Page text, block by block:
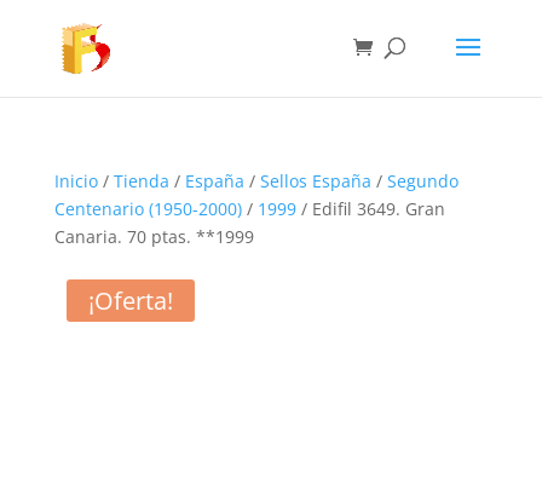
Inicio/ Tienda / España / Sellos España / Segundo
Centenario (1950-2000)/ 1999/ Edifil 3649. Gran
Canaria. 70 ptas. **1999
¡Oferta!